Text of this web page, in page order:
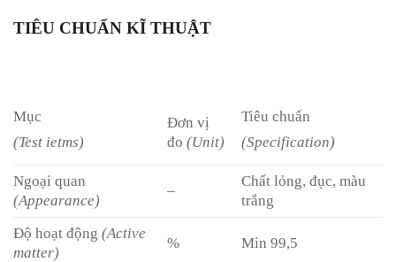
TIÊU CHUẨN KĨ THUẬT
Mục
(Test ietms)
Đơn vị
đo(Unit)
Tiêu chuẩn
(Specification)
Ngoại quan
(Appearance)
–
Chất lỏng, đục, màu
trắng
Độ hoạt động (Active
matter)
% Min 99,5